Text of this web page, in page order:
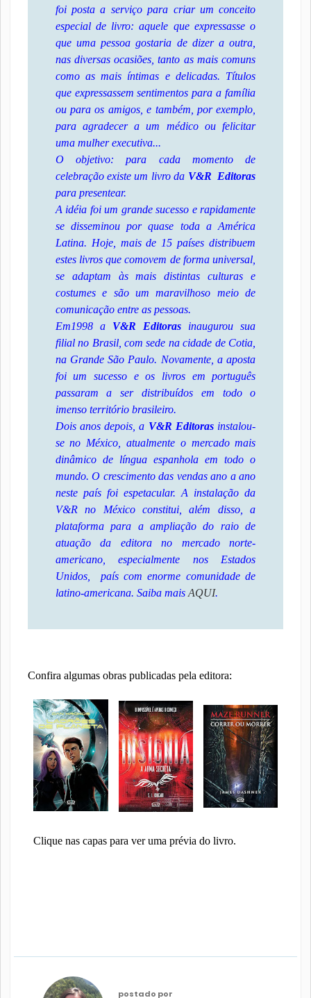
foi posta a serviço para criar um conceito
especial de livro: aquele que expressasse o
que uma pessoa gostaria de dizer a outra,
nas diversas ocasiões, tanto as mais comuns
como as mais íntimas e delicadas. Títulos
que expressassem sentimentos para a família
ou para os amigos, e também, por exemplo,
para agradecer a um médico ou felicitar
uma mulher executiva...
O objetivo: para cada momento de
celebração existe um livro da V&R Editoras
para presentear.
A idéia foi um grande sucesso e rapidamente
se disseminou por quase toda a América
Latina. Hoje, mais de 15 países distribuem
estes livros que comovem de forma universal,
se adaptam às mais distintas culturas e
costumes e são um maravilhoso meio de
comunicação entre as pessoas.
Em1998 a V&R Editoras inaugurou sua
filial no Brasil, com sede na cidade de Cotia,
na Grande São Paulo. Novamente, a aposta
foi um sucesso e os livros em português
passaram a ser distribuídos em todo o
imenso território brasileiro.
Dois anos depois, a V&R Editoras instalou-
se no México, atualmente o mercado mais
dinâmico de língua espanhola em todo o
mundo. O crescimento das vendas ano a ano
neste país foi espetacular. A instalação da
V&R no México constitui, além disso, a
plataforma para a ampliação do raio de
atuação da editora no mercado norte-
americano, especialmente nos Estados
Unidos, país com enorme comunidade de
latino-americana. Saiba mais AQUI.
Confira algumas obras publicadas pela editora:
Clique nas capas para ver uma prévia do livro.
postado por